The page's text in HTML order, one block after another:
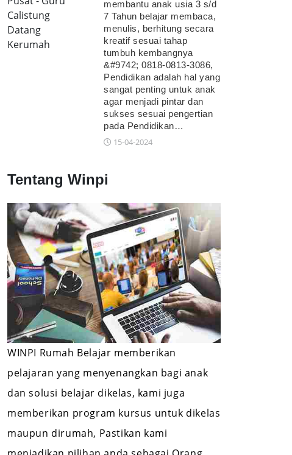
Calistung
Datang
Kerumah
membantu anak usia 3 s/d
7 Tahun belajar membaca,
menulis, berhitung secara
kreatif sesuai tahap
tumbuh kembangnya
&#9742; 0818-0813-3086,
Pendidikan adalah hal yang
sangat penting untuk anak
agar menjadi pintar dan
sukses sesuai pengertian
pada Pendidikan…
15-04-2024
Tentang Winpi
WINPI Rumah Belajar memberikan
pelajaran yang menyenangkan bagi anak
dan solusi belajar dikelas, kami juga
memberikan program kursus untuk dikelas
maupun dirumah, Pastikan kami